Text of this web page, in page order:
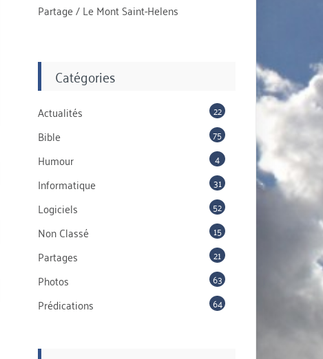
Partage / Le Mont Saint-Helens
Catégories
Actualités 22
Bible 75
Humour 4
Informatique 31
Logiciels 52
Non Classé 15
Partages 21
Photos 63
Prédications 64